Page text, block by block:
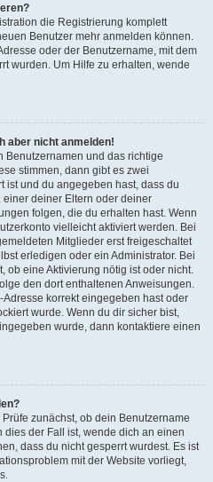
die Registrierung komplett
Benutzer mehr anmelden können.
oder der Benutzername, mit dem
wurden. Um Hilfe zu erhalten, wende
aber nicht anmelden!
Benutzernamen und das richtige
stimmen, dann gibt es zwei
ist und du angegeben hast, dass du
einer deiner Eltern oder deiner
folgen, die du erhalten hast. Wenn
vielleicht aktiviert werden. Bei
Mitglieder erst freigeschaltet
erledigen oder ein Administrator. Bei
eine Aktivierung nötig ist oder nicht.
den dort enthaltenen Anweisungen.
korrekt eingegeben hast oder
wurde. Wenn du dir sicher bist,
wurde, dann kontaktiere einen
zunächst, ob dein Benutzername
der Fall ist, wende dich an einen
dass du nicht gesperrt wurdest. Es ist
mit der Website vorliegt,